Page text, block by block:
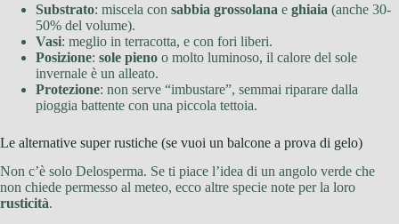
Substrato: miscela con sabbia grossolana e ghiaia (anche 30-
50% del volume).
Vasi: meglio in terracotta, e con fori liberi.
Posizione: sole pieno o molto luminoso, il calore del sole
invernale è un alleato.
Protezione: non serve “imbustare”, semmai riparare dalla
pioggia battente con una piccola tettoia.
Le alternative super rustiche (se vuoi un balcone a prova di gelo)
Non c’è solo Delosperma. Se ti piace l’idea di un angolo verde che
non chiede permesso al meteo, ecco altre specie note per la loro
rusticità.